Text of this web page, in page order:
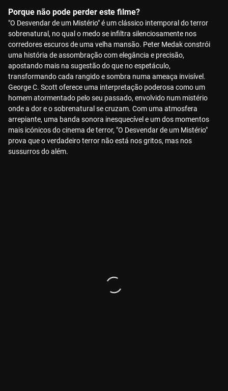
Porque não pode perder este filme?
"O Desvendar de um Mistério" é um clássico intemporal do terror
sobrenatural, no qual o medo se infiltra silenciosamente nos
corredores escuros de uma velha mansão. Peter Medak constrói
uma história de assombração com elegância e precisão,
apostando mais na sugestão do que no espetáculo,
transformando cada rangido e sombra numa ameaça invisível.
George C. Scott oferece uma interpretação poderosa como um
homem atormentado pelo seu passado, envolvido num mistério
onde a dor e o sobrenatural se cruzam. Com uma atmosfera
arrepiante, uma banda sonora inesquecível e um dos momentos
mais icónicos do cinema de terror, "O Desvendar de um Mistério"
prova que o verdadeiro terror não está nos gritos, mas nos
sussurros do além.